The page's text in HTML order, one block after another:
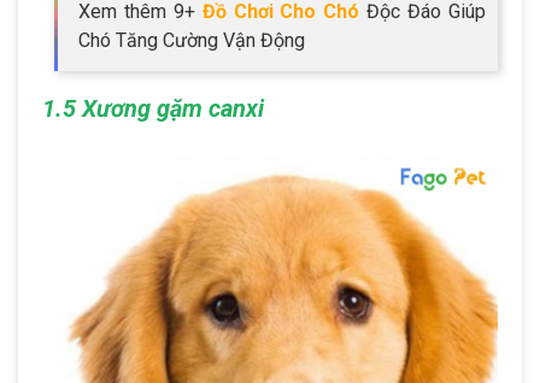
Xem thêm 9+ Đồ Chơi Cho Chó Độc Đáo Giúp
Chó Tăng Cường Vận Động
1.5 Xương gặm canxi